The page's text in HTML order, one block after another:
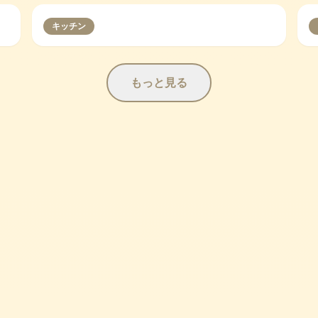
キッチン
もっと見る